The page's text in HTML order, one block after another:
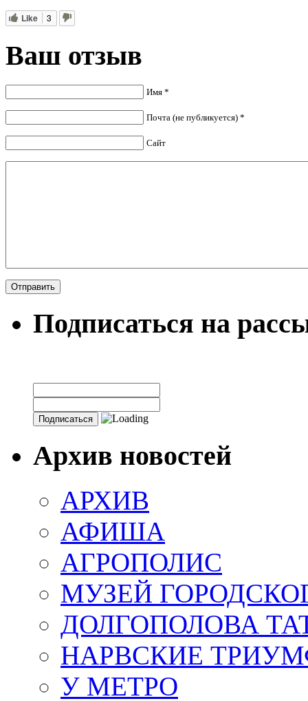
Like 3
Ваш отзыв
Имя *
Почта (не публикуется) *
Сайт
Подписаться на
Архив новостей
АРХИВ
АФИША
АГРОПОЛИС
МУЗЕЙ
ДОЛГОПОЛОВА
НАРВСКИЕ
У МЕТРО